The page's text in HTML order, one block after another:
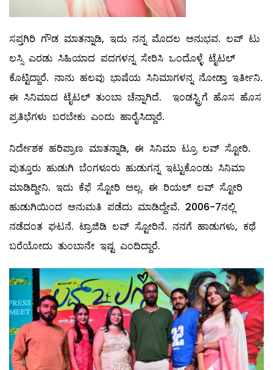
ಸಪ್ತಗಿರಿ ಗೌಡ ಮಾತನ್ನಾಡಿ, ಇದು ನನ್ನ ಮೊದಲ ಅನುಭವ. ಲವ್ ಟು
ಲಸ್ಸಿ ಎರಡು ಸಿಹಿಯಾದ ಪದಗಳನ್ನ ಸೇರಿಸಿ ಒಂದೊಳ್ಳೆ ಟೈಟಲ್
ಕೊಟ್ಟಿದ್ದಾರೆ. ನಾನು ಹಲವು ಭಾಷೆಯ ಸಿನಿಮಾಗಳನ್ನ ನೋಡ್ತಾ ಇರ್ತೀನಿ.
ಈ ಸಿನಿಮಾದ ಟೈಟಲ್ ತುಂಬಾ ಚೆನ್ನಾಗಿದೆ. ಇಂಡಸ್ಟ್ರಿಗೆ ಹೊಸ ಹೊಸ
ಪ್ರತಿಭೆಗಳು ಬರಬೇಕು ಎಂದು ಹಾರೈಸಿದ್ದಾರೆ.
ನಿರ್ದೇಶಕ ಹರಿಪ್ರಾಣ ಮಾತನ್ನಾಡಿ, ಈ ಸಿನಿಮಾ ಟ್ರೂ ಲವ್ ಸ್ಟೋರಿ.
ಪುತ್ತೂರು ಹುಡುಗಿ ಬೆಂಗಳೂರು ಹುಡುಗನ್ನ ಇಟ್ಟುಕೊಂಡು ಸಿನಿಮಾ
ಮಾಡಿದ್ದೀನಿ. ಇದು ಕೆಫೆ ಸ್ಟೋರಿ ಅಲ್ಲ. ಈ ರಿಯಲ್ ಲವ್ ಸ್ಟೋರಿ
ಹುಡುಗಿಯಿಂದ ಅನುಮತಿ ಪಡೆದು ಮಾಡಿದ್ದೇವೆ. 2006-7ನಲ್ಲಿ
ನಡೆದಂತ ಘಟನೆ. ಟ್ರಾಜಿಡಿ ಲವ್ ಸ್ಟೋರಿನೆ. ನನಗೆ ಹಾಡುಗಳು, ಕಥೆ
ಬರೆಯೋದು ತುಂಬಾನೇ ಇಷ್ಟ ಎಂದಿದ್ದಾರೆ.